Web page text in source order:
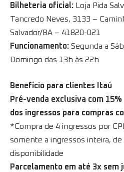
Bilheteria oficial: Loja Pida
Tancredo Neves, 3133 –
Salvador/BA – 41820-021
Funcionamento: Segunda a
Domingo das 13h às 22h
Benefício para clientes Itaú
Pré-venda exclusiva com
dos ingressos para compras
*Compra de 4 ingressos por
somente a ingressos inteira,
disponibilidade
Parcelamento em até 3x sem